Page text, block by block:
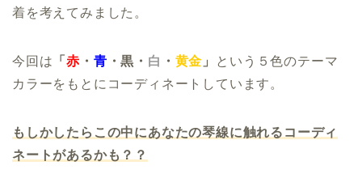
着を考えてみました。
今回は 「赤 ・ 青 ・黒・ 白 ・ 黄金 」
という５色のテーマ
カラーをもとにコーディネートしています。
もしかしたらこの中にあなたの琴線に触れるコーディ
ネートがあるかも？？